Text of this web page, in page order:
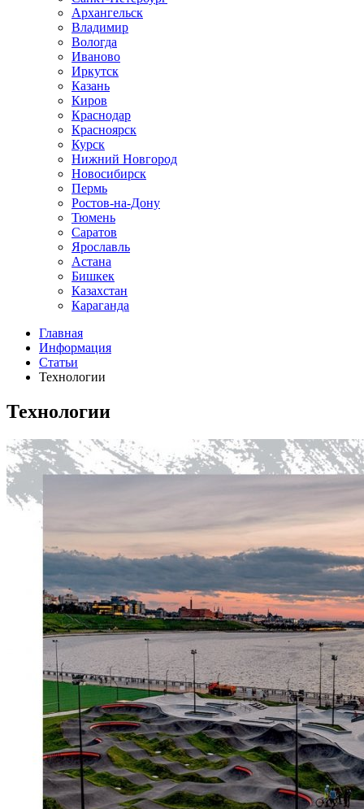
Архангельск
Владимир
Вологда
Иваново
Иркутск
Казань
Киров
Краснодар
Красноярск
Курск
Нижний Новгород
Новосибирск
Пермь
Ростов-на-Дону
Тюмень
Саратов
Ярославль
Астана
Бишкек
Казахстан
Караганда
Главная
Информация
Статьи
Технологии
Технологии